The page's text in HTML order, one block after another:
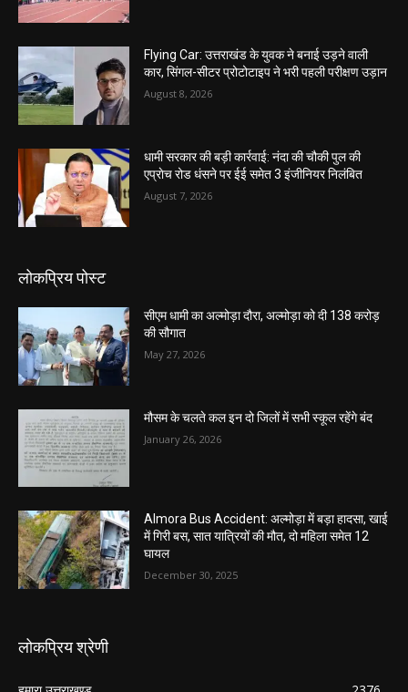
Flying Car: उत्तराखंड के युवक ने बनाई उड़ने वाली
कार, सिंगल-सीटर प्रोटोटाइप ने भरी पहली परीक्षण उड़ान
August 8, 2026
धामी सरकार की बड़ी कार्रवाई: नंदा की चौकी पुल की
एप्राेच रोड धंसने पर ईई समेत 3 इंजीनियर निलंबित
August 7, 2026
लोकप्रिय पोस्ट
सीएम धामी का अल्मोड़ा दौरा, अल्मोड़ा को दी 138 करोड़
की सौगात
May 27, 2026
मौसम के चलते कल इन दो जिलों में सभी स्कूल रहेंगे बंद
January 26, 2026
Almora Bus Accident: अल्मोड़ा में बड़ा हादसा, खाई
में गिरी बस, सात यात्रियों की मौत, दो महिला समेत 12
घायल
December 30, 2025
लोकप्रिय श्रेणी